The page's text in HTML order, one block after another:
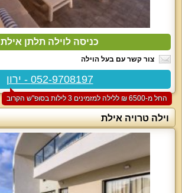
כניסה לוילה תלתן אילת
צור קשר עם בעל הוילה
052-9708197 - ירון
החל מ-‏6500 ₪ ללילה למזמינים 3 לילות בסופ"ש הקרוב
וילה טרויה אילת